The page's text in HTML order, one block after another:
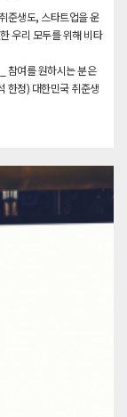
준생도, 스타트업을 운
우리 모두를 위해 비타
여를 원하시는 분은
한정) 대한민국 취준생